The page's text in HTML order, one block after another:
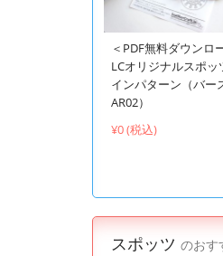
＜PDF無料ダウンロ
LCオリジナルスポッ
インパターン（バー
AR02）
¥0 (税込)
スポッツ のおす